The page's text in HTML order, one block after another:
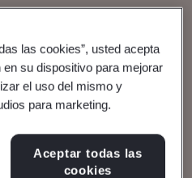
de
del MDR
prácticas.
las cookies”, usted acepta
su dispositivo para mejorar
el uso del mismo y
para marketing.
Aceptar todas las
cookies